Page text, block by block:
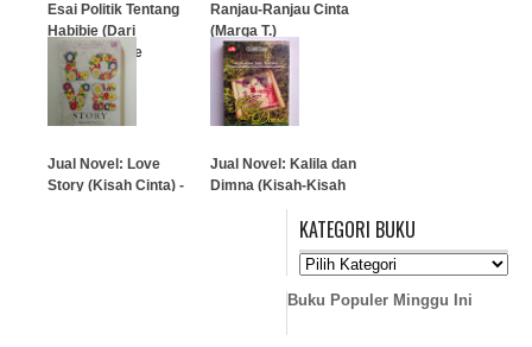
Esai Politik Tentang
Habibie (Dari
Teknokrasi ke
Demokrasi)
Ranjau-Ranjau Cinta
(Marga T.)
…
Jual Novel: Love
Story (Kisah Cinta) -
Jual Novel: Kalila dan
Dimna (Kisah-Kisah
Fabel Tentang
Persahabatan Dan
Pengkhianatan)
KATEGORI BUKU
Buku Populer Minggu Ini